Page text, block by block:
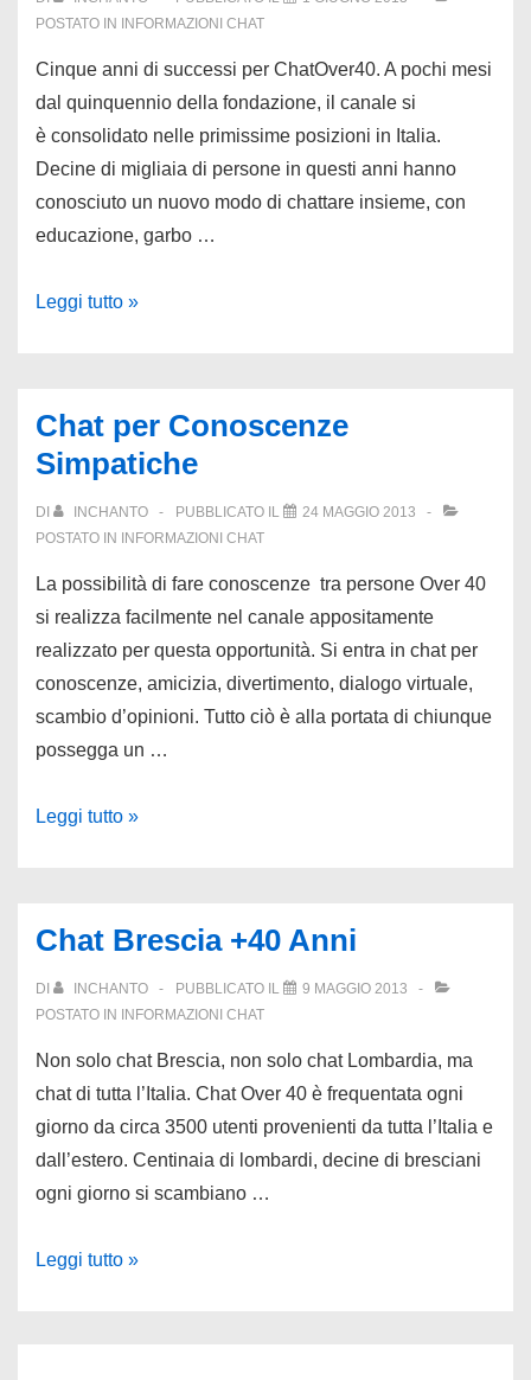
POSTATO IN
INFORMAZIONI CHAT
Cinque anni di successi per ChatOver40. A pochi mesi
dal quinquennio della fondazione, il canale si
è consolidato nelle primissime posizioni in Italia.
Decine di migliaia di persone in questi anni hanno
conosciuto un nuovo modo di chattare insieme, con
educazione, garbo …
Chattare
Sopra
i
Leggi tutto »
Chat per Conoscenze
Simpatiche
DI INCHANTO PUBBLICATO IL
24 MAGGIO 2013
POSTATO IN
INFORMAZIONI CHAT
La possibilità di fare conoscenze tra persone Over 40
si realizza facilmente nel canale appositamente
realizzato per questa opportunità. Si entra in chat per
conoscenze, amicizia, divertimento, dialogo virtuale,
scambio d’opinioni. Tutto ciò è alla portata di chiunque
possegga un …
Chat
Leggi tutto »
Chat Brescia +40 Anni
DI INCHANTO PUBBLICATO IL
9 MAGGIO 2013
POSTATO IN
INFORMAZIONI CHAT
Non solo chat Brescia, non solo chat Lombardia, ma
chat di tutta l’Italia. Chat Over 40 è frequentata ogni
giorno da circa 3500 utenti provenienti da tutta l’Italia e
dall’estero. Centinaia di lombardi, decine di bresciani
ogni giorno si scambiano …
Chat
Leggi tutto »